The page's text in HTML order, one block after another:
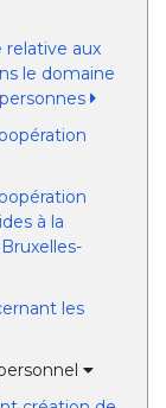
relative aux
le domaine
à la
les